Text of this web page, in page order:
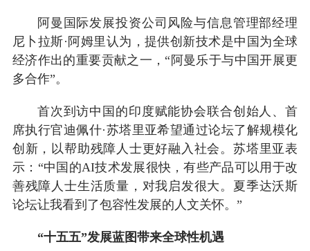
阿曼国际发展投资公司风险与信息管理部经理
尼卜拉斯·阿姆里认为，提供创新技术是中国为全球
经济作出的重要贡献之一，“阿曼乐于与中国开展更
多合作”。
首次到访中国的印度赋能协会联合创始人、首
席执行官迪佩什·苏塔里亚希望通过论坛了解规模化
创新，以帮助残障人士更好融入社会。苏塔里亚表
示：“中国的AI技术发展很快，有些产品可以用于改
善残障人士生活质量，对我启发很大。夏季达沃斯
论坛让我看到了包容性发展的人文关怀。”
“十五五”发展蓝图带来全球性机遇